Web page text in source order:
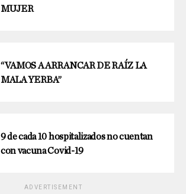
MUJER
“VAMOS A ARRANCAR DE RAÍZ LA
MALA YERBA”
9 de cada 10 hospitalizados no cuentan
con vacuna Covid-19
ADVERTISEMENT